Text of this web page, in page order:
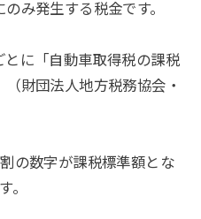
み発生する税金です。
に「自動車取得税の課税
財団法人地方税務協会・
の数字が課税標準額とな
。